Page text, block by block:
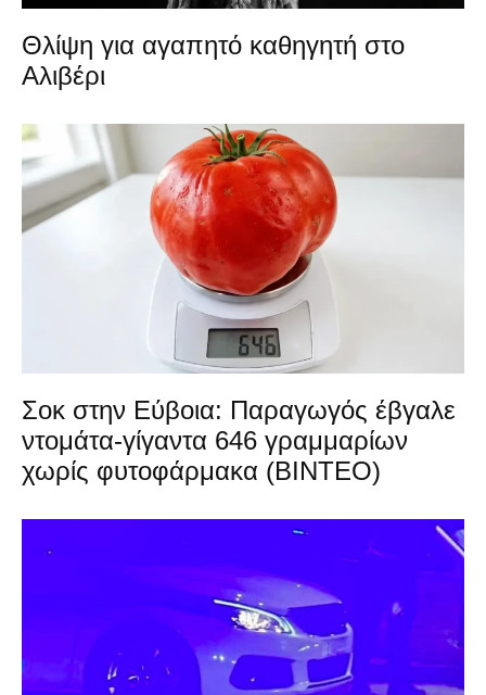
Θλίψη για αγαπητό καθηγητή στο
Αλιβέρι
Σοκ στην Εύβοια: Παραγωγός έβγαλε
ντομάτα-γίγαντα 646 γραμμαρίων
χωρίς φυτοφάρμακα (ΒΙΝΤΕΟ)